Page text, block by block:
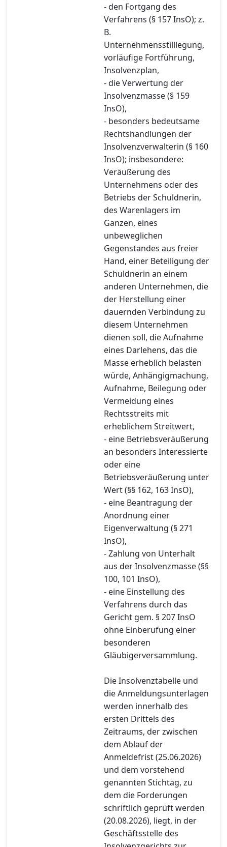
- den Fortgang des
Verfahrens (§ 157 InsO); z.
B.
Unternehmensstilllegung,
vorläufige Fortführung,
Insolvenzplan,
- die Verwertung der
Insolvenzmasse (§ 159
InsO),
- besonders bedeutsame
Rechtshandlungen der
Insolvenzverwalterin (§ 160
InsO); insbesondere:
Veräußerung des
Unternehmens oder des
Betriebs der Schuldnerin,
des Warenlagers im
Ganzen, eines
unbeweglichen
Gegenstandes aus freier
Hand, einer Beteiligung der
Schuldnerin an einem
anderen Unternehmen, die
der Herstellung einer
dauernden Verbindung zu
diesem Unternehmen
dienen soll, die Aufnahme
eines Darlehens, das die
Masse erheblich belasten
würde, Anhängigmachung,
Aufnahme, Beilegung oder
Vermeidung eines
Rechtsstreits mit
erheblichem Streitwert,
- eine Betriebsveräußerung
an besonders Interessierte
oder eine
Betriebsveräußerung unter
Wert (§§ 162, 163 InsO),
- eine Beantragung der
Anordnung einer
Eigenverwaltung (§ 271
InsO),
- Zahlung von Unterhalt
aus der Insolvenzmasse (§§
100, 101 InsO),
- eine Einstellung des
Verfahrens durch das
Gericht gem. § 207 InsO
ohne Einberufung einer
besonderen
Gläubigerversammlung.
Die Insolvenztabelle und
die Anmeldungsunterlagen
werden innerhalb des
ersten Drittels des
Zeitraums, der zwischen
dem Ablauf der
Anmeldefrist (25.06.2026)
und dem vorstehend
genannten Stichtag, zu
dem die Forderungen
schriftlich geprüft werden
(20.08.2026), liegt, in der
Geschäftsstelle des